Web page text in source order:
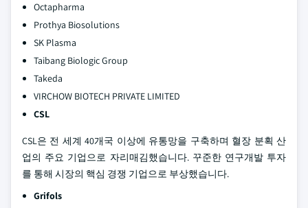
Octapharma
Prothya Biosolutions
SK Plasma
Taibang Biologic Group
Takeda
VIRCHOW BIOTECH PRIVATE LIMITED
CSL
CSL은 전 세계 40개국 이상에 유통망을 구축하며 혈장 분획 산
업의 주요 기업으로 자리매김했습니다. 꾸준한 연구개발 투자
를 통해 시장의 핵심 경쟁 기업으로 부상했습니다.
Grifols